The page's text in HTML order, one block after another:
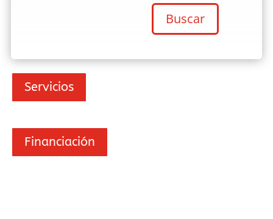
Buscar
Servicios
Financiación